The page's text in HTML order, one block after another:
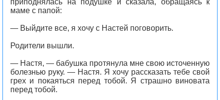
приподнялась на подушке и сказала, обращаясь к
маме с папой:
— Выйдите все, я хочу с Настей поговорить.
Родители вышли.
— Настя, — бабушка протянула мне свою источенную
болезнью руку. — Настя. Я хочу рассказать тебе свой
грех и покаяться перед тобой. Я страшно виновата
перед тобой.